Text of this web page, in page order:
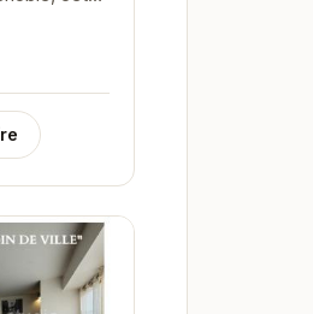
aux
de la